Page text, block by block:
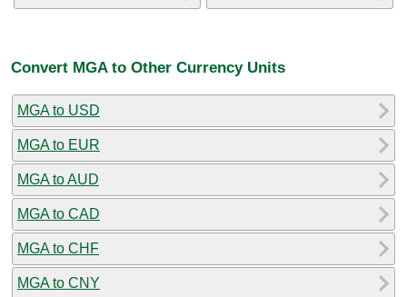
Convert MGA to Other Currency Units
MGA to USD
MGA to EUR
MGA to AUD
MGA to CAD
MGA to CHF
MGA to CNY